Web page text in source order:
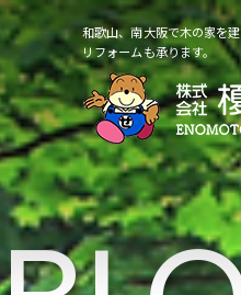
和歌山、南大阪で木の家を
リフォームも承ります。